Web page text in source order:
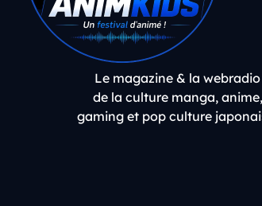
Le magazine & la webradio
de la culture manga, anime,
gaming et pop culture